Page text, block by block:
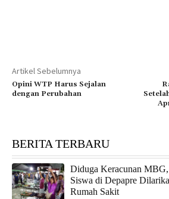
Artikel Sebelumnya
Opini WTP Harus Sejalan
dengan Perubahan
BERITA TERBARU
Diduga Keracunan
Siswa di Depapre
Rumah Sakit